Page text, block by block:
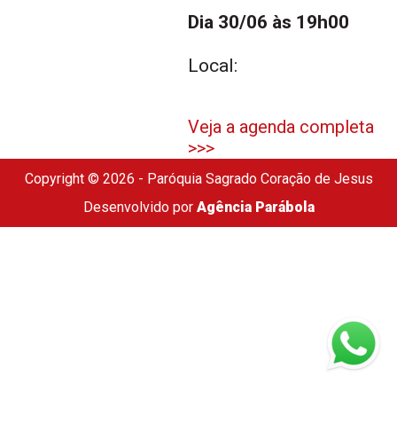
Dia 30/06 às 19h00
Local:
Veja a agenda completa
>>>
Copyright © 2026 - Paróquia Sagrado Coração de Jesus
Desenvolvido por Agência Parábola